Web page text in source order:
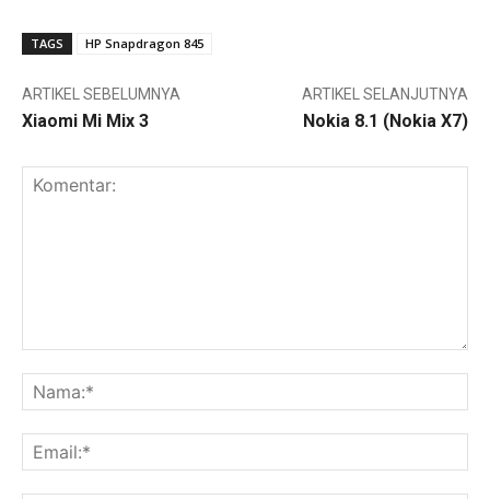
TAGS HP Snapdragon 845
ARTIKEL SEBELUMNYA
Xiaomi Mi Mix 3
ARTIKEL SELANJUTNYA
Nokia 8.1 (Nokia X7)